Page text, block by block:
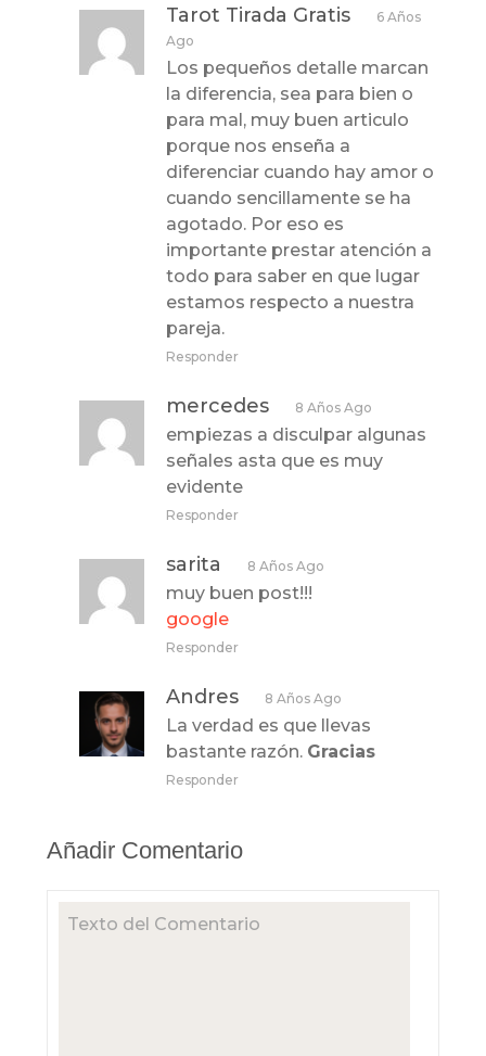
Tarot Tirada Gratis
6 Años
Ago
Los pequeños detalle marcan
la diferencia, sea para bien o
para mal, muy buen articulo
porque nos enseña a
diferenciar cuando hay amor o
cuando sencillamente se ha
agotado. Por eso es
importante prestar atención a
todo para saber en que lugar
estamos respecto a nuestra
pareja.
Responder
mercedes 8 Años Ago
empiezas a disculpar algunas
señales asta que es muy
evidente
Responder
sarita 8 Años Ago
muy buen post!!!
google
Responder
Andres 8 Años Ago
La verdad es que llevas
bastante razón. Gracias
Responder
Añadir Comentario